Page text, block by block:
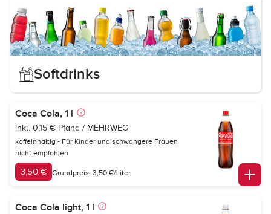
Softdrinks
Coca Cola, 1 l
inkl. 0,15 € Pfand / MEHRWEG
koffeinhaltig - Für Kinder und schwangere Frauen
nicht empfohlen
3,50 € Grundpreis: 3,50 €/Liter
Coca Cola light, 1 l